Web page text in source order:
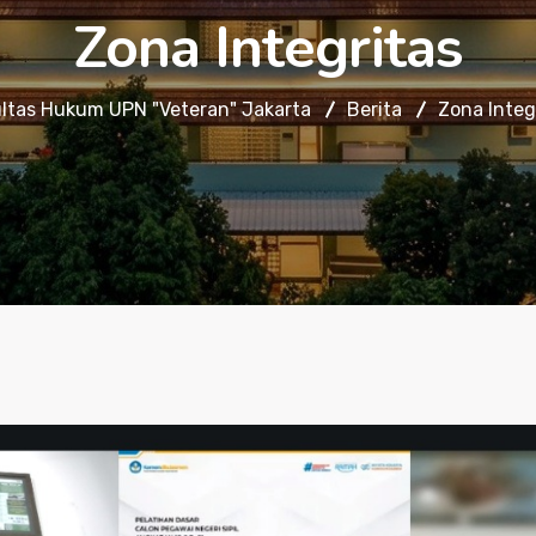
Zona Integritas
Hukum UPN "Veteran" Jakarta Berita Zona